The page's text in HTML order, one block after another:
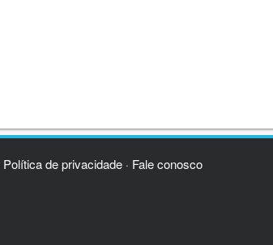
Política de privacidade· Fale conosco